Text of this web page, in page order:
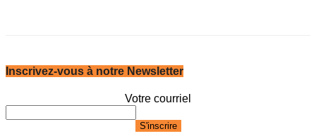
Inscrivez-vous à notre Newsletter
Votre courriel